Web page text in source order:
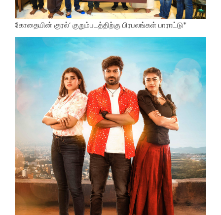
கோதையின் குரல்’ குறும்படத்திற்கு பிரபலங்கள் பாராட்டு*